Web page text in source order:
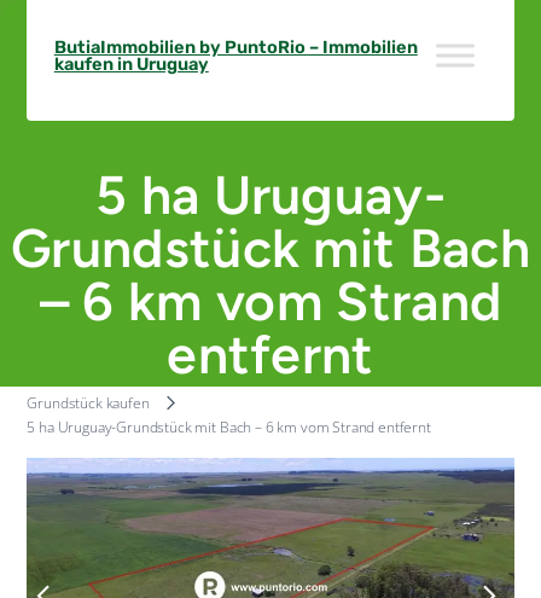
content
ButiaImmobilien by PuntoRio – Immobilien
kaufen in Uruguay
5 ha Uruguay-
Grundstück mit Bach
– 6 km vom Strand
entfernt
Grundstück kaufen
5 ha Uruguay-Grundstück mit Bach – 6 km vom Strand entfernt